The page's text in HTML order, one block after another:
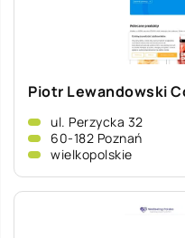
Piotr Lewandowski
ul. Perzycka 32
60-182 Poznań
wielkopolskie